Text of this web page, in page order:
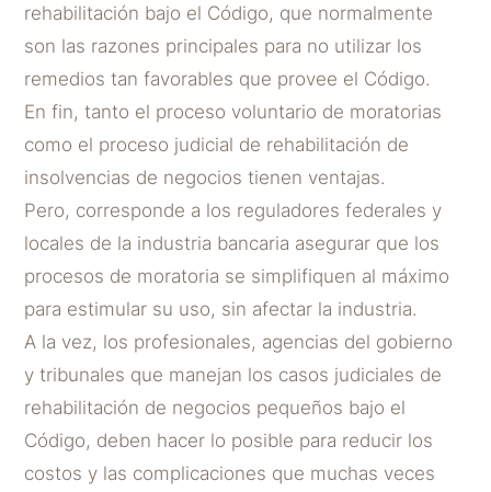
rehabilitación bajo el Código, que normalmente
son las razones principales para no utilizar los
remedios tan favorables que provee el Código.
En fin, tanto el proceso voluntario de moratorias
como el proceso judicial de rehabilitación de
insolvencias de negocios tienen ventajas.
Pero, corresponde a los reguladores federales y
locales de la industria bancaria asegurar que los
procesos de moratoria se simplifiquen al máximo
para estimular su uso, sin afectar la industria.
A la vez, los profesionales, agencias del gobierno
y tribunales que manejan los casos judiciales de
rehabilitación de negocios pequeños bajo el
Código, deben hacer lo posible para reducir los
costos y las complicaciones que muchas veces